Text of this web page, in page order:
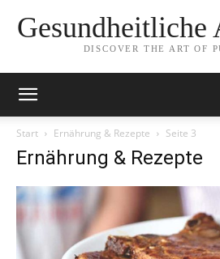
Gesundheitliche
DISCOVER THE ART OF
Start Ernährung & Rezepte Seite 3
Ernährung & Rezepte